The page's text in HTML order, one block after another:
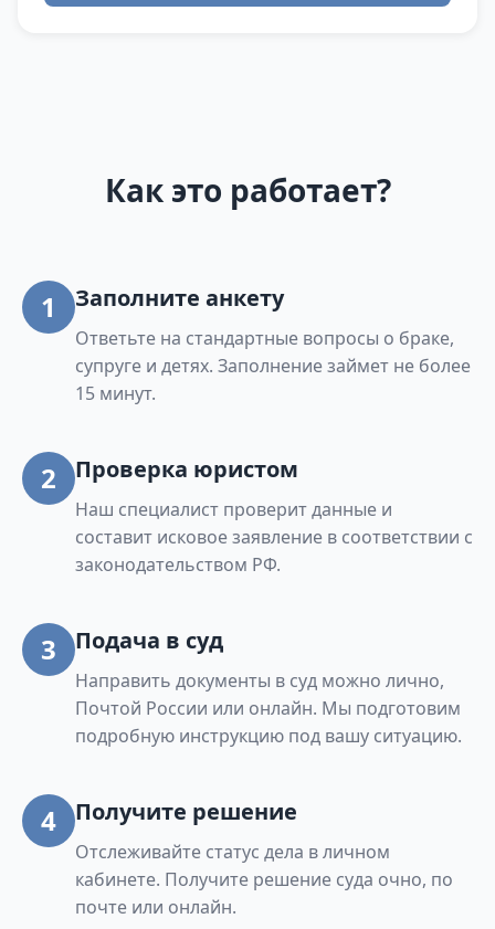
Как это работает?
1 Заполните анкету
Ответьте на стандартные вопросы о браке,
супруге и детях. Заполнение займет не более
15 минут.
2 Проверка юристом
Наш специалист проверит данные и
составит исковое заявление в соответствии с
законодательством РФ.
3 Подача в суд
Направить документы в суд можно лично,
Почтой России или онлайн. Мы подготовим
подробную инструкцию под вашу ситуацию.
4 Получите решение
Отслеживайте статус дела в личном
кабинете. Получите решение суда очно, по
почте или онлайн.